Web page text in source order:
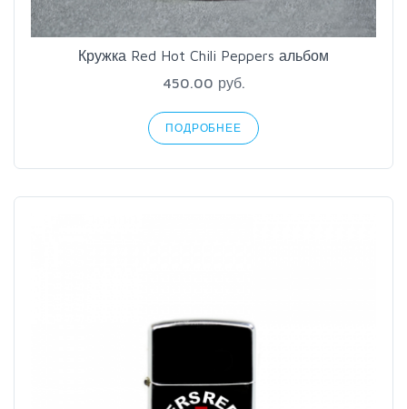
Кружка Red Hot Chili Peppers альбом
450.00 руб.
ПОДРОБНЕЕ